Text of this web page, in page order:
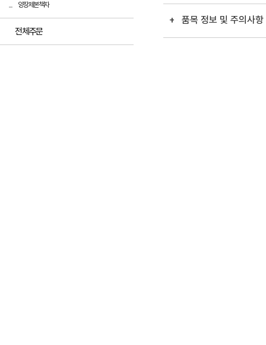
양장제본책자
전체주문
+ 품목 정보 및 주의사